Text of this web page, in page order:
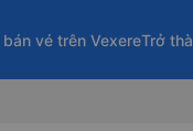
vé trên VexereTrở